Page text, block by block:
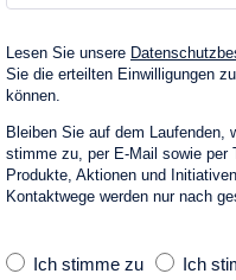
Lesen Sie unsere
Sie die erteilten Einwilligungen
können.
Bleiben Sie auf dem
stimme zu, per E‑Mail sowie per
Produkte, Aktionen und
Kontaktwege werden nur nach
Ich stimme zu Ich